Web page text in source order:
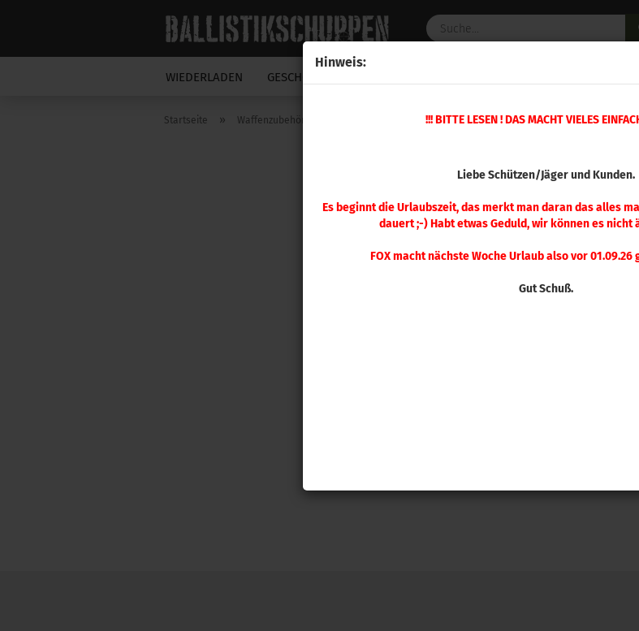
Hinweis:
!!! BITTE LESEN ! DAS MACHT VIELES
Liebe Schützen/Jäger und Kunden.
Es beginnt die Urlaubszeit, das merkt man daran das alles
dauert ;-) Habt etwas Geduld, wir können es nicht
FOX macht nächste Woche Urlaub also vor 01.09.26
Gut Schuß.
WIEDERLADEN GESCHOSSE
Startseite » Waffenzubehör A-ZOOM Pufferpatronen » Kurzwaffe » A-Zoom 9 mm